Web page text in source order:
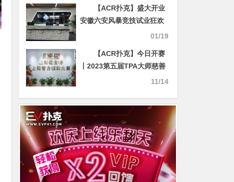
【ACR扑克】盛大开业
安徽六安风暴竞技试业狂欢
赛 三天保底36台苹果电子产
01/19
【ACR扑克】今日开赛
丨2023第五届TPA大师慈善
11/14